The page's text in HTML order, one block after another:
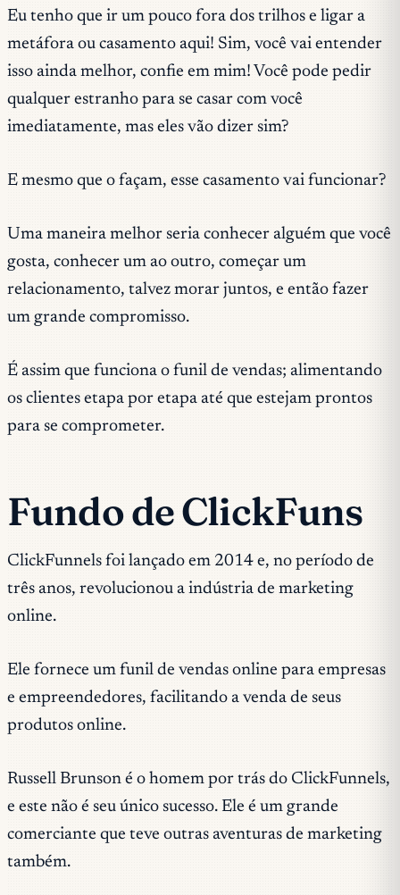
Eu tenho que ir um pouco fora dos trilhos e ligar a
metáfora ou casamento aqui! Sim, você vai entender
isso ainda melhor, confie em mim! Você pode pedir
qualquer estranho para se casar com você
imediatamente, mas eles vão dizer sim?
E mesmo que o façam, esse casamento vai funcionar?
Uma maneira melhor seria conhecer alguém que você
gosta, conhecer um ao outro, começar um
relacionamento, talvez morar juntos, e então fazer
um grande compromisso.
É assim que funciona o funil de vendas; alimentando
os clientes etapa por etapa até que estejam prontos
para se comprometer.
Fundo de ClickFuns
ClickFunnels foi lançado em 2014 e, no período de
três anos, revolucionou a indústria de marketing
online.
Ele fornece um funil de vendas online para empresas
e empreendedores, facilitando a venda de seus
produtos online.
Russell Brunson é o homem por trás do ClickFunnels,
e este não é seu único sucesso. Ele é um grande
comerciante que teve outras aventuras de marketing
também.